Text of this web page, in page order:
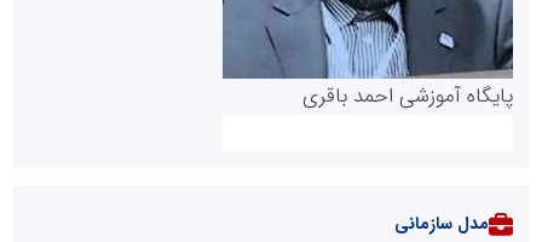
پایگاه آموزشی احمد باقری
مدل سازمانی